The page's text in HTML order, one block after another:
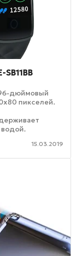
дюймовый
пикселей.
15.03.2019